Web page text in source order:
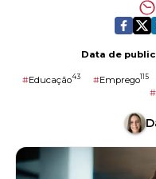
Data de
#Educação43 #Emprego115
#